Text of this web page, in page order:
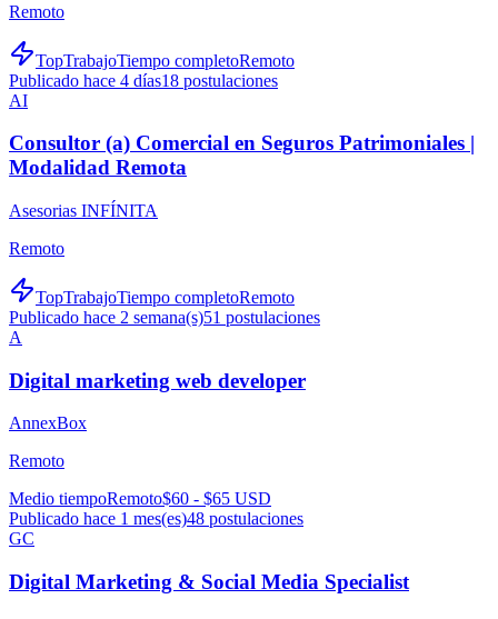
Remoto
TopTrabajoTiempo completoRemoto
Publicado hace 4 días18 postulaciones
AI
Consultor (a) Comercial en Seguros Patrimoniales |
Modalidad Remota
Asesorias INFÍNITA
Remoto
TopTrabajoTiempo completoRemoto
Publicado hace 2 semana(s)51 postulaciones
A
Digital marketing web developer
AnnexBox
Remoto
Medio tiempoRemoto$60 - $65 USD
Publicado hace 1 mes(es)48 postulaciones
GC
Digital Marketing & Social Media Specialist